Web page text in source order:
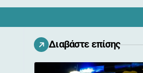
Διαβάστε επίσης